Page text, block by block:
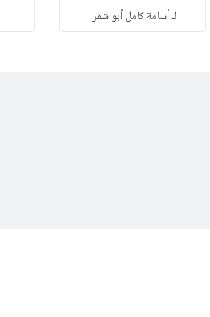
لـ أسامة كامل أبو شقرا